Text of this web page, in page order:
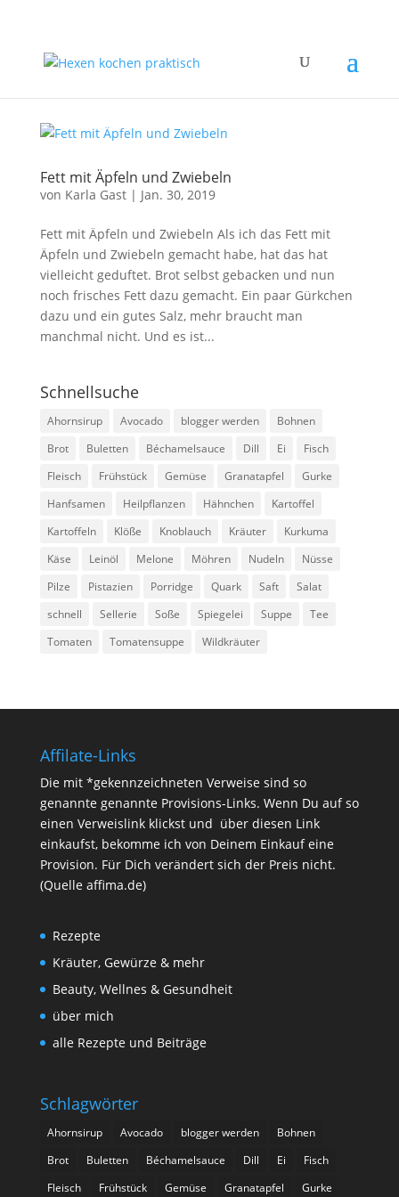
Fett mit Äpfeln und Zwiebeln
von Karla Gast| Jan. 30, 2019
Fett mit Äpfeln und Zwiebeln Als ich das Fett mit
Äpfeln und Zwiebeln gemacht habe, hat das hat
vielleicht geduftet. Brot selbst gebacken und nun
noch frisches Fett dazu gemacht. Ein paar Gürkchen
dazu und ein gutes Salz, mehr braucht man
manchmal nicht. Und es ist...
Schnellsuche
Ahornsirup Avocado blogger werden
Bohnen
Brot
Buletten Béchamelsauce Dill Ei
Fisch
Fleisch
Frühstück Gemüse Granatapfel
Gurke
Hanfsamen
Heilpflanzen Hähnchen
Kartoffel
Kartoffeln
Klöße Knoblauch Kräuter
Kurkuma
Käse
Leinöl Melone Möhren Nudeln
Nüsse
Pilze
Pistazien Porridge Quark Saft
Salat
schnell
Sellerie Soße Spiegelei Suppe
Tee
Tomaten
Tomatensuppe Wildkräuter
Affilate-Links
Die mit *gekennzeichneten Verweise sind so
genannte genannte Provisions-Links. Wenn Du auf so
einen Verweislink klickst und über diesen Link
einkaufst, bekomme ich von Deinem Einkauf eine
Provision. Für Dich verändert sich der Preis nicht.
(Quelle affima.de)
Rezepte
Kräuter, Gewürze & mehr
Beauty, Wellnes & Gesundheit
über mich
alle Rezepte und Beiträge
Schlagwörter
Ahornsirup Avocado blogger werden
Bohnen
Brot
Buletten Béchamelsauce Dill Ei
Fisch
Fleisch
Frühstück Gemüse Granatapfel Gurke